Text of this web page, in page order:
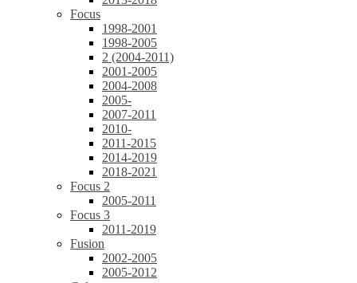
Focus
1998-2001
1998-2005
2 (2004-2011)
2001-2005
2004-2008
2005-
2007-2011
2010-
2011-2015
2014-2019
2018-2021
Focus 2
2005-2011
Focus 3
2011-2019
Fusion
2002-2005
2005-2012